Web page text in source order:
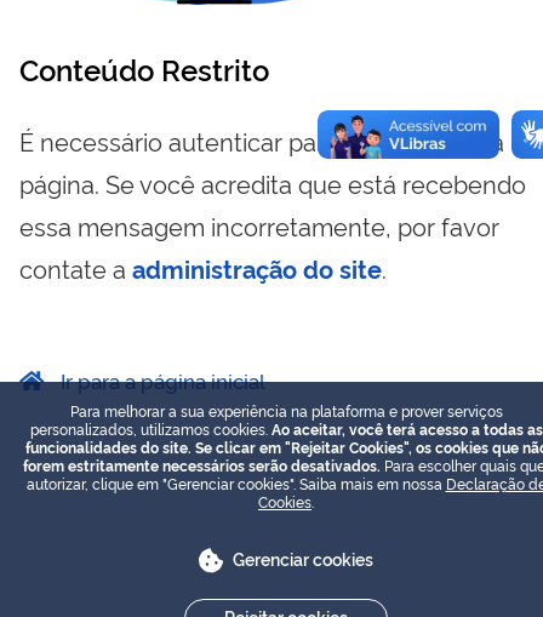
Conteúdo Restrito
É necessário autenticar para visualizar essa
página. Se você acredita que está recebendo
essa mensagem incorretamente, por favor
contate a administração do site.
Ir para a página inicial
Para melhorar a sua experiência na plataforma e prover serviços
personalizados, utilizamos cookies. Ao aceitar, você terá acesso a todas as
funcionalidades do site. Se clicar em "Rejeitar Cookies", os cookies que
forem estritamente necessários serão desativados. Para escolher quais
autorizar, clique em "Gerenciar cookies". Saiba mais em nossa Declaração
Cookies
Gerenciar cookies